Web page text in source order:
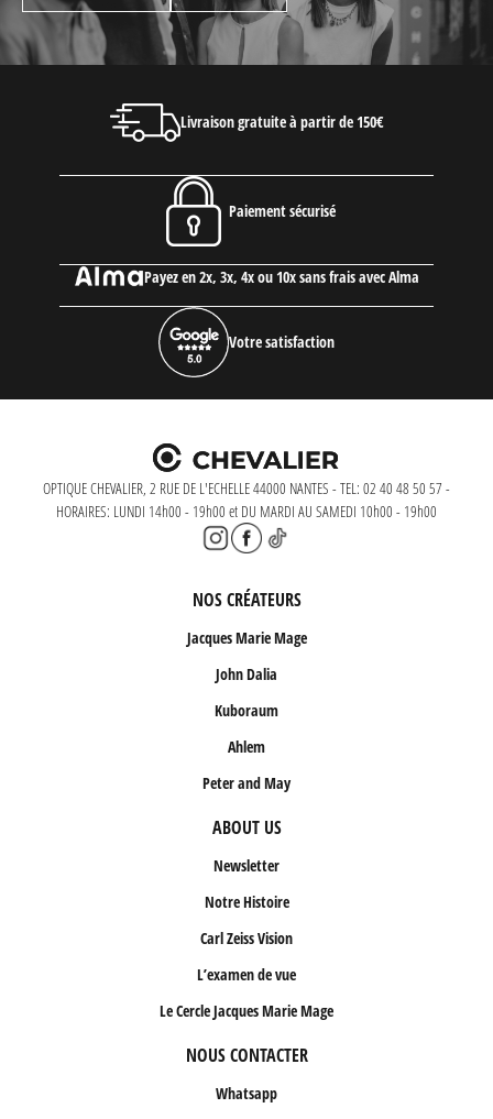
Livraison gratuite à partir de 150€
Paiement sécurisé
Payez en 2x, 3x, 4x ou 10x sans frais avec Alma
Votre satisfaction
OPTIQUE CHEVALIER, 2 RUE DE L'ECHELLE 44000 NANTES - TEL: 02 40 48 50 57 -
HORAIRES: LUNDI 14h00 - 19h00 et DU MARDI AU SAMEDI 10h00 - 19h00
NOS CRÉATEURS
Jacques Marie Mage
John Dalia
Kuboraum
Ahlem
Peter and May
ABOUT US
Newsletter
Notre Histoire
Carl Zeiss Vision
L’examen de vue
Le Cercle Jacques Marie Mage
NOUS CONTACTER
Whatsapp